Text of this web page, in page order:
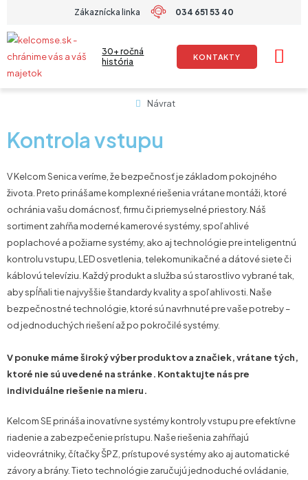
obsah
Zákaznícka linka 034 651 53 40
30+ ročná
história
KONTAKTY
Návrat
Kontrola vstupu
V Kelcom Senica veríme, že bezpečnosť je základom pokojného
života. Preto prinášame komplexné riešenia vrátane montáži, ktoré
ochránia vašu domácnosť, firmu či priemyselné priestory. Náš
sortiment zahŕňa moderné kamerové systémy, spoľahlivé
poplachové a požiarne systémy, ako aj technológie pre inteligentnú
kontrolu vstupu, LED osvetlenia, telekomunikačné a dátové siete či
káblovú televíziu. Každý produkt a služba sú starostlivo vybrané tak,
aby spĺňali tie najvyššie štandardy kvality a spoľahlivosti. Naše
bezpečnostné technológie, ktoré sú navrhnuté pre vaše potreby –
od jednoduchých riešení až po pokročilé systémy.
V ponuke máme široký výber produktov a značiek, vrátane tých,
ktoré nie sú uvedené na stránke. Kontaktujte nás pre
individuálne riešenie na mieru.
Kelcom SE prináša inovatívne systémy kontroly vstupu pre efektívne
riadenie a zabezpečenie prístupu. Naše riešenia zahŕňajú
videovrátniky, čítačky ŠPZ, prístupové systémy ako aj automatické
závory a brány. Tieto technológie zaručujú jednoduché ovládanie,